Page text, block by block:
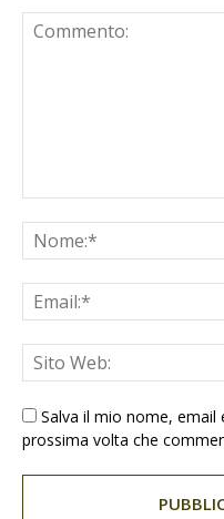
Salva il mio nome,
prossima volta che